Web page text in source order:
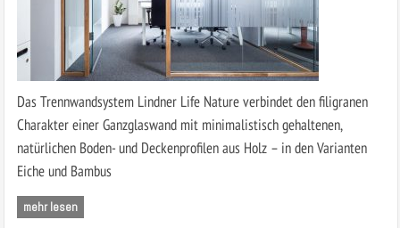
Das Trennwandsystem Lindner Life Nature verbindet den filigranen
Charakter einer Ganzglaswand mit minimalistisch gehaltenen,
natürlichen Boden- und Deckenprofilen aus Holz – in den Varianten
Eiche und Bambus
mehr lesen